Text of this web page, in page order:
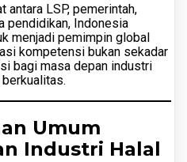
antara LSP, pemerintah,
pendidikan, Indonesia
menjadi pemimpin global
kompetensi bukan sekadar
bagi masa depan industri
Umum
Industri Halal